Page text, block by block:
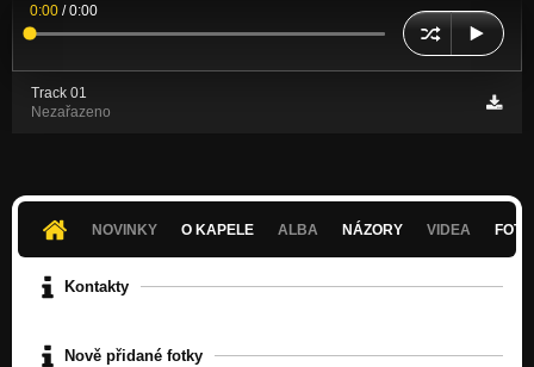
0:00 /0:00
Track 01
Nezařazeno
NOVINKY O KAPELE ALBA NÁZORY VIDEA
Kontakty
Nově přidané fotky